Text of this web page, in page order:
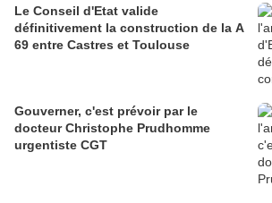
Le Conseil d'Etat valide
définitivement la construction de la A
69 entre Castres et Toulouse
Gouverner, c'est prévoir par le
docteur Christophe Prudhomme
urgentiste CGT